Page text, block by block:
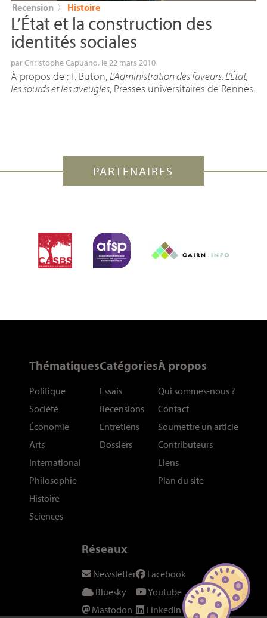
Recension 〉 Histoire
L’État et la construction des
identités sociales
parChristophe Capuano, le 22 mars 2010
À propos de : F. Buton, L’Administration des faveurs. L’État,
les sourds et les aveugles, Presses universitaires de Rennes.
PARTENAIRES
Thématiques
Politique
Société
Économie
Arts
International
Philosophie
Histoire
Sciences
Catégories
Essais
Recensions
Entretiens
Dossiers
À propos
Qui sommes-nous ?
Contact
Soumettre un article
Contributeurs
Liens
Plan du site
Réseaux
Newsletter
Bluesky
Mastodon
Facebook
Youtube
Linkedin